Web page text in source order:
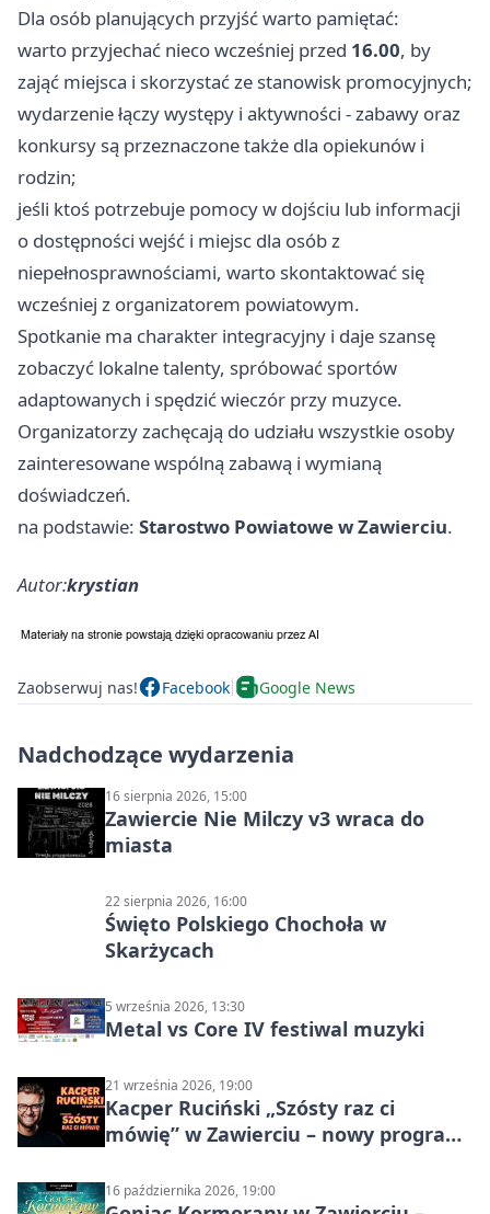
Dla osób planujących przyjść warto pamiętać:
warto przyjechać nieco wcześniej przed 16.00, by
zająć miejsca i skorzystać ze stanowisk promocyjnych;
wydarzenie łączy występy i aktywności - zabawy oraz
konkursy są przeznaczone także dla opiekunów i
rodzin;
jeśli ktoś potrzebuje pomocy w dojściu lub informacji
o dostępności wejść i miejsc dla osób z
niepełnosprawnościami, warto skontaktować się
wcześniej z organizatorem powiatowym.
Spotkanie ma charakter integracyjny i daje szansę
zobaczyć lokalne talenty, spróbować sportów
adaptowanych i spędzić wieczór przy muzyce.
Organizatorzy zachęcają do udziału wszystkie osoby
zainteresowane wspólną zabawą i wymianą
doświadczeń.
na podstawie: Starostwo Powiatowe w Zawierciu.
Autor:krystian
Zaobserwuj nas! Facebook Google News
Nadchodzące wydarzenia
16 sierpnia 2026, 15:00
Zawiercie Nie Milczy v3 wraca do
miasta
22 sierpnia 2026, 16:00
Święto Polskiego Chochoła w
Skarżycach
5 września 2026, 13:30
Metal vs Core IV festiwal muzyki
21 września 2026, 19:00
Kacper Ruciński „Szósty raz ci
mówię” w Zawierciu – nowy program
16 października 2026, 19:00